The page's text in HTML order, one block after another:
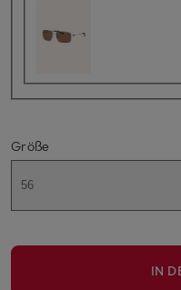
Größe
56
IN